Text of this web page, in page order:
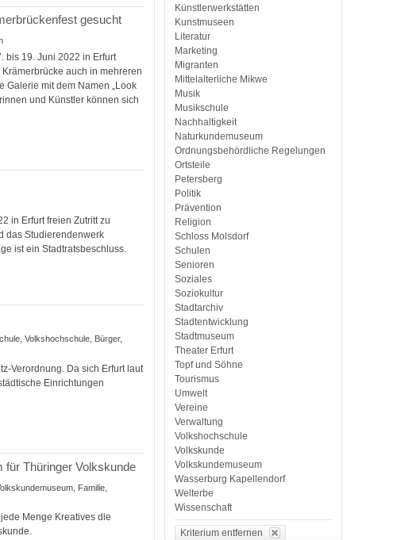
gesucht
bis 19. Juni 2022 in Erfurt
auch in mehreren
Galerie mit dem Namen „Look
und Künstler können sich
in Erfurt freien Zutritt zu
das Studierendenwerk
ist ein Stadtratsbeschluss.
Volkshochschule, Bürger,
Verordnung. Da sich Erfurt laut
Einrichtungen
für Thüringer Volkskunde
Familie,
Menge Kreatives die
Künstlerwerkstätten
Kunstmuseen
Literatur
Marketing
Migranten
Mittelalterliche Mikwe
Musik
Musikschule
Nachhaltigkeit
Naturkundemuseum
Ordnungsbehördliche Regelungen
Ortsteile
Petersberg
Politik
Prävention
Religion
Schloss Molsdorf
Schulen
Senioren
Soziales
Soziokultur
Stadtarchiv
Stadtentwicklung
Stadtmuseum
Theater Erfurt
Topf und Söhne
Tourismus
Umwelt
Vereine
Verwaltung
Volkshochschule
Volkskunde
Volkskundemuseum
Wasserburg Kapellendorf
Welterbe
Wissenschaft
Kriterium entfernen